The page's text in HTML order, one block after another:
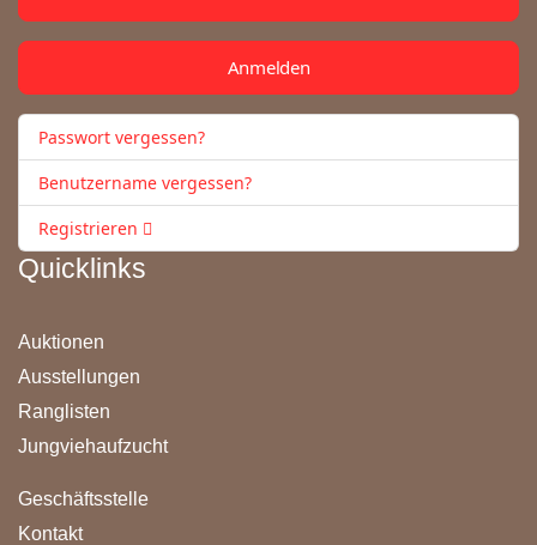
Quicklinks
Auktionen
Ausstellungen
Ranglisten
Jungviehaufzucht
Geschäftsstelle
Kontakt
Anmelden
Passwort vergessen?
Benutzername vergessen?
Registrieren